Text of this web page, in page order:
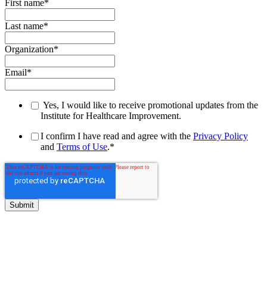
First name*
Last name*
Organization*
Email*
Yes, I would like to receive promotional updates from the
Institute for Healthcare Improvement.
I confirm I have read and agree with the Privacy Policy
and Terms of Use.*